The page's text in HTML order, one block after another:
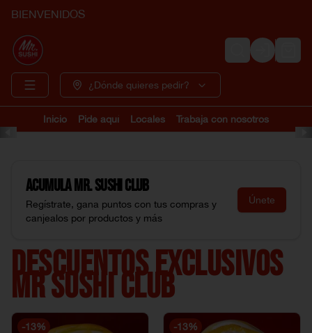
BIENVENIDOS
Login
¿Dónde quieres pedir?
Inicio Pide aquí Locales Trabaja con nosotros
AcumulaMr. Sushi Club
Regístrate, gana puntos con tus compras y
canjealos por productos y más
Únete
DESCUENTOS EXCLUSIVOS
MR SUSHI CLUB
-13% -13%